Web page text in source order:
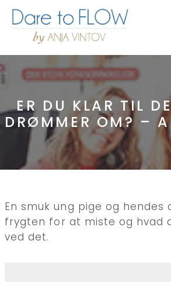
ER DU KLAR TIL
DRØMMER OM? –
En smuk ung pige og hendes
frygten for at miste og hvad
ved det.